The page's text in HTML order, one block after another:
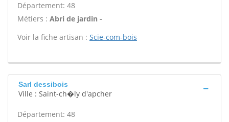
Département: 48
Métiers : Abri de jardin -
Voir la fiche artisan : Scie-com-bois
Sarl dessibois
Ville : Saint-ch�ly d'apcher
Département: 48